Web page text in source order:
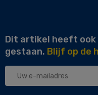
Dit artikel heeft ook
gestaan. Blijf op de
Uw